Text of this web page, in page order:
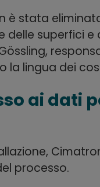
è stata
superfici e
la lingua dei
ai dati
processo.